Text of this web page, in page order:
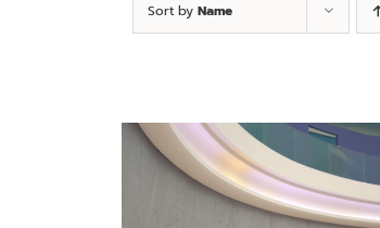
Sort by Name